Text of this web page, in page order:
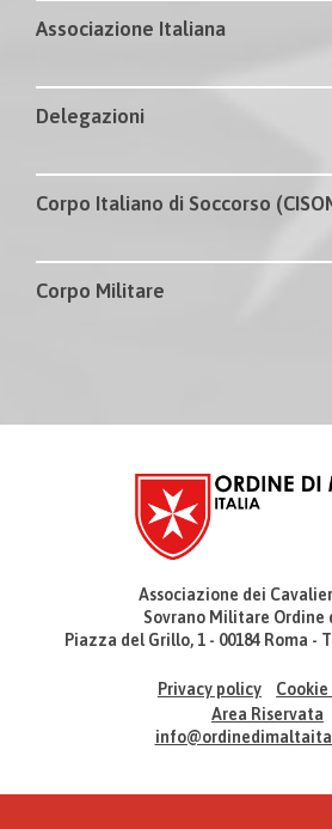
Associazione Italiana
Delegazioni
Corpo Italiano di Soccorso
Corpo Militare
Associazione dei
Sovrano Militare Ordine
Piazza del Grillo, 1 - 00184 Roma -
Privacy policy
Area Riservata